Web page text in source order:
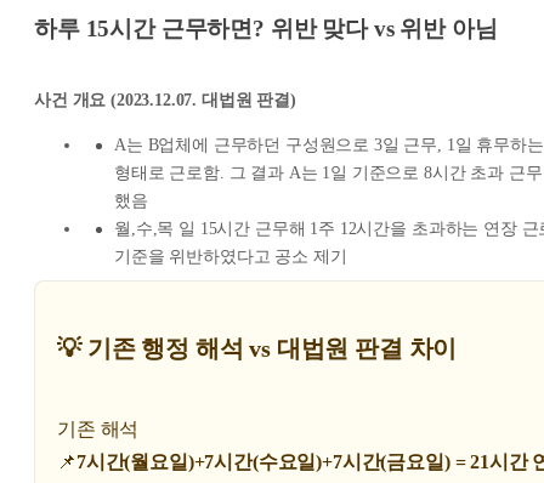
하루 15시간 근무하면? 위반 맞다 vs 위반 아님
사건 개요 (2023.12.07. 대법원 판결)
A는 B업체에 근무하던 구성원으로 3일 근무, 1일 휴무하는
형태로 근로함. 그 결과 A는 1일 기준으로 8시간 초과 근무
했음
월,수,목 일 15시간 근무해 1주 12시간을 초과하는 연장 근
기준을 위반하였다고 공소 제기
💡 기존 행정 해석 vs 대법원 판결 차이
기존 해석
📌7시간(월요일)+7시간(수요일)+7시간(금요일) = 21시간